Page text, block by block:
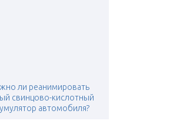
ли реанимировать
свинцово-кислотный
автомобиля?